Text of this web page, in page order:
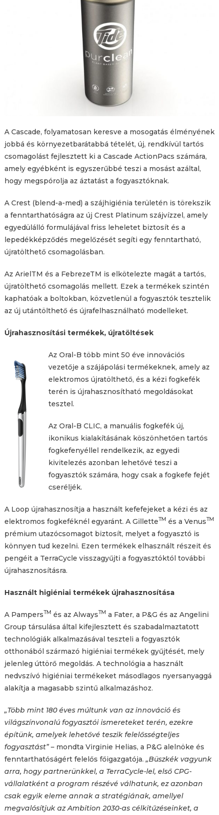
A Cascade, folyamatosan keresve a mosogatás élményének
jobbá és környezetbarátabbá tételét, új, rendkívül tartós
csomagolást fejlesztett ki a Cascade ActionPacs számára,
amely egyébként is egyszerűbbé teszi a mosást azáltal,
hogy megspórolja az áztatást a fogyasztóknak.
A Crest (blend-a-med) a szájhigiénia területén is törekszik
a fenntarthatóságra az új Crest Platinum szájvízzel, amely
egyedülálló formulájával friss leheletet biztosít és a
lepedékképződés megelőzését segíti egy fenntartható,
újratölthető csomagolásban.
Az ArielTM és a FebrezeTM is elkötelezte magát a tartós,
újratölthető csomagolás mellett. Ezek a termékek szintén
kaphatóak a boltokban, közvetlenül a fogyasztók tesztelik
az új utántölthető és újrafelhasználható modelleket.
Újrahasznosítási termékek, újratöltések
Az Oral-B több mint 50 éve innovációs
vezetője a szájápolási termékeknek, amely az
elektromos újratölthető, és a kézi fogkefék
terén is újrahasznosítható megoldásokat
tesztel.
Az Oral-B CLIC, a manuális fogkefék új,
ikonikus kialakításának köszönhetően tartós
fogkefenyéllel rendelkezik, az egyedi
kivitelezés azonban lehetővé teszi a
fogyasztók számára, hogy csak a fogkefe fejét
cseréljék.
A Loop újrahasznosítja a használt kefefejeket a kézi és az
elektromos fogkeféknél egyaránt. A GilletteTM és a VenusTM
prémium utazócsomagot biztosít, melyet a fogyasztó is
könnyen tud kezelni. Ezen termékek elhasznált részeit és
pengéit a TerraCycle visszagyűjti a fogyasztóktól további
újrahasznosításra.
Használt higiéniai termékek újrahasznosítása
A PampersTM és az AlwaysTM a Fater, a P&G és az Angelini
Group társulása által kifejlesztett és szabadalmaztatott
technológiák alkalmazásával teszteli a fogyasztók
otthonából származó higiéniai termékek gyűjtését, mely
jelenleg úttörő megoldás. A technológia a használt
nedvszívó higiéniai termékeket másodlagos nyersanyaggá
alakítja a magasabb szintű alkalmazáshoz.
„Több mint 180 éves múltunk van az innováció és
világszínvonalú fogyasztói ismereteket terén, ezekre
építünk, amelyek lehetővé teszik felelősségteljes
fogyasztást”– mondta Virginie Helias, a P&G alelnöke és
fenntarthatóságért felelős főigazgatója. „Büszkék vagyunk
arra, hogy partnerünkkel, a TerraCycle-lel, első CPG-
vállalatként a program részévé válhatunk, ez azonban
csak egyik eleme annak a stratégiának, amellyel
megvalósítjuk az Ambition 2030-as célkitűzéseinket, a